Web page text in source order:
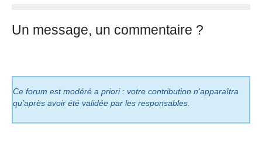
Un message, un commentaire ?
Ce forum est modéré a priori : votre contribution n’apparaîtra
qu’après avoir été validée par les responsables.